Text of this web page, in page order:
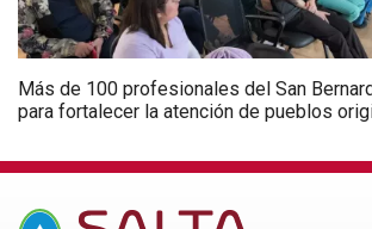
Más de 100 profesionales del San
para fortalecer la atención de pueblos